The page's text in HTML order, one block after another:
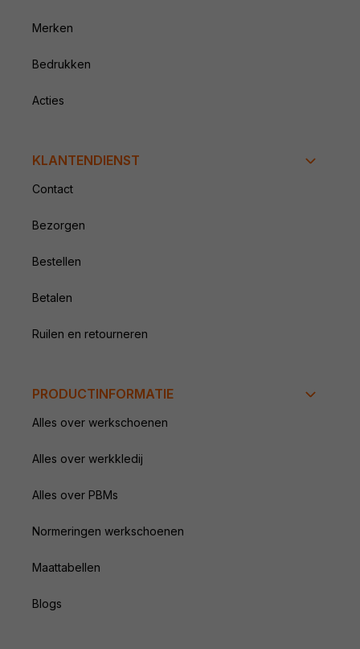
Merken
Bedrukken
Acties
KLANTENDIENST
Contact
Bezorgen
Bestellen
Betalen
Ruilen en retourneren
PRODUCTINFORMATIE
Alles over werkschoenen
Alles over werkkledij
Alles over PBMs
Normeringen werkschoenen
Maattabellen
Blogs